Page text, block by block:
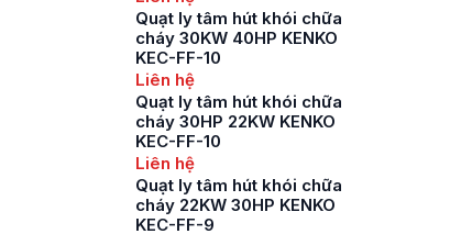
Quạt ly tâm hút khói chữa
cháy 30KW 40HP KENKO
KEC-FF-10
Liên hệ
Quạt ly tâm hút khói chữa
cháy 30HP 22KW KENKO
KEC-FF-10
Liên hệ
Quạt ly tâm hút khói chữa
cháy 22KW 30HP KENKO
KEC-FF-9